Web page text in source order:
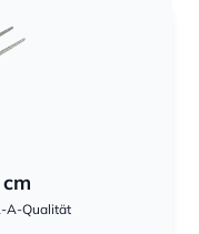
A-Qualität